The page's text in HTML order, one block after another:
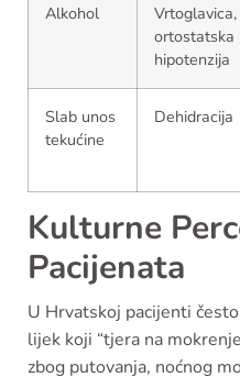
Alkohol
Vrtoglavica,
ortostatska
hipotenzija
Slab unos
tekućine
Dehidracija
Kulturne
Pacijenata
U Hrvatskoj pacijenti
lijek koji “tjera na
zbog putovanja, noćnog